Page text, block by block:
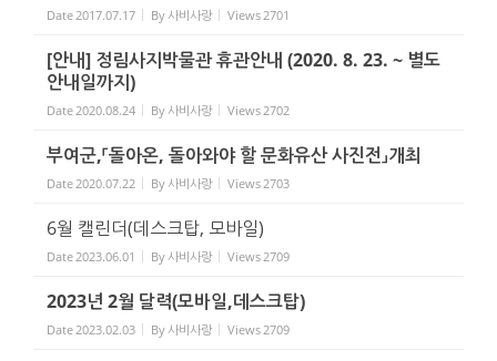
Date2017.07.17 By사비사랑 Views2701
[안내] 정림사지박물관 휴관안내 (2020. 8. 23. ~ 별도
안내일까지)
Date2020.08.24 By사비사랑 Views2702
부여군,「돌아온, 돌아와야 할 문화유산 사진전」개최
Date2020.07.22 By사비사랑 Views2703
6월 캘린더(데스크탑, 모바일)
Date2023.06.01 By사비사랑 Views2709
2023년 2월 달력(모바일,데스크탑)
Date2023.02.03 By사비사랑 Views2709